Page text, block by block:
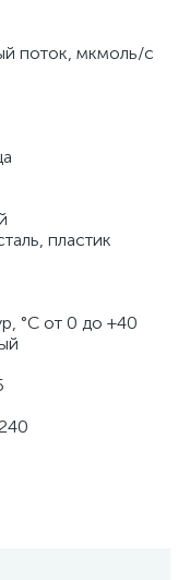
поток, мкмоль/c
пластик
°С от 0 до +40